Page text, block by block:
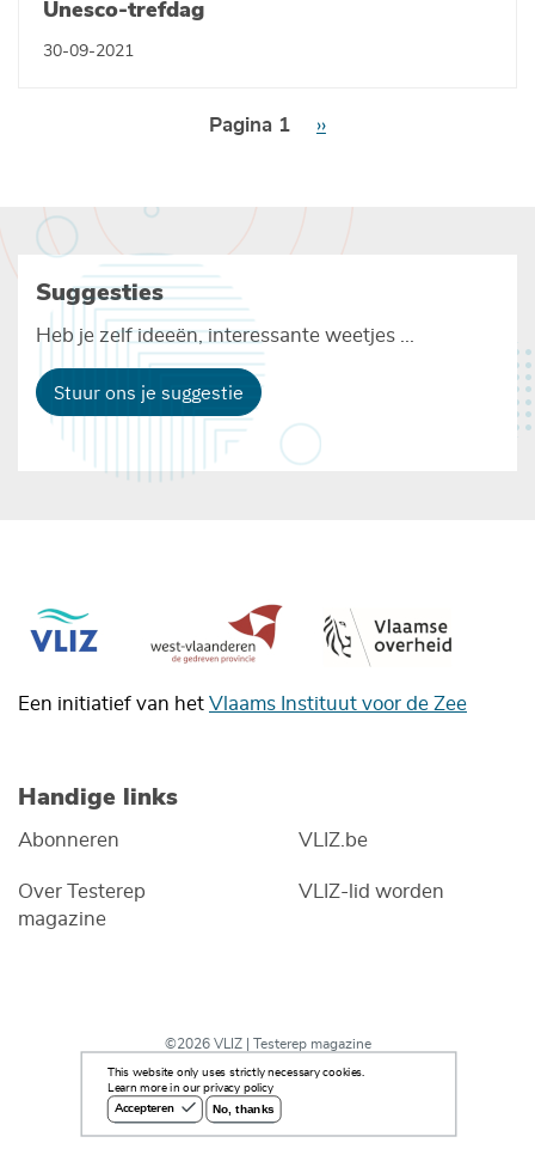
Unesco-trefdag
30-09-2021
Pagina 1
Volgende
››
Suggesties
Heb je zelf ideeën, interessante weetjes ...
Stuur ons je suggestie
Een initiatief van het Vlaams Instituut voor de Zee
Handige links
Abonneren
Over Testerep
magazine
VLIZ.be
VLIZ-lid worden
©2026 VLIZ | Testerep magazine
This website only uses strictly necessary cookies.
Learn more in our privacy policy
Accepteren
No, thanks